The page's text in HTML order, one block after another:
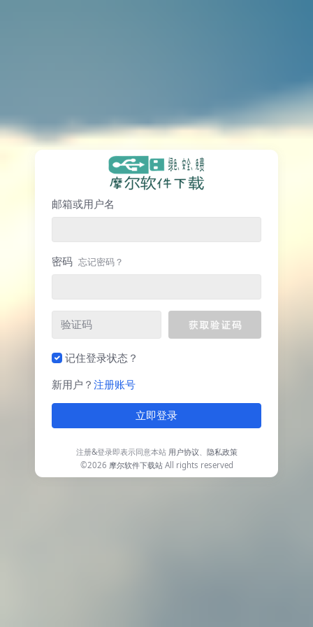
邮箱或用户名
密码 忘记密码？
记住登录状态？
新用户？ 注册账号
立即登录
注册&登录即表示同意本站 用户协议、 隐私政策
©2026 摩尔软件下载站All rights reserved